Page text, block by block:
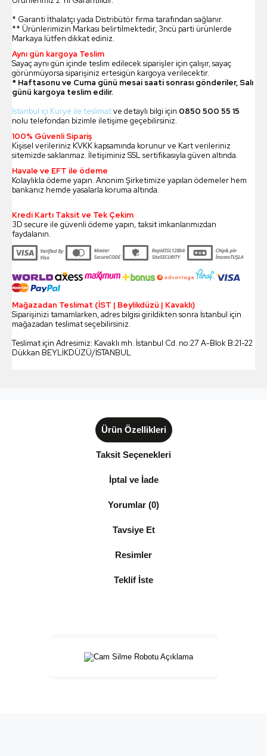
* Garanti İthalatçı yada Distribütör firma tarafından sağlanır.
** Ürünlerimizin Markası belirtilmektedir, 3ncü parti ürünlerde
Markaya lütfen dikkat ediniz.
Aynı gün kargoya Teslim
Sayaç aynı gün içinde teslim edilecek siparişler için çalışır, sayaç
görünmüyorsa siparişiniz ertesigün kargoya verilecektir.
* Haftasonu ve Cuma günü mesai saati sonrası gönderiler, Salı
günü kargoya teslim edilir.
İstanbul içi Kurye ile teslimatve detaylı bilgi için 0850 500 55 15
nolu telefondan bizimle iletişime geçebilirsiniz.
100% Güvenli Sipariş
Kişisel verileriniz KVKK kapsamında korunur ve Kart verileriniz
sitemizde saklanmaz. İletişiminiz SSL sertifikasıyla güven altında.
Havale ve EFT ile ödeme
Kolaylıkla ödeme yapın. Anonim Şirketimize yapılan ödemeler hem
bankanız hemde yasalarla koruma altında.
Kredi Kartı Taksit ve Tek Çekim
3D secure ile güvenli ödeme yapın, taksit imkanlarımızdan
faydalanın.
Mağazadan Teslimat (İST | Beylikdüzü | Kavaklı)
Siparişinizi tamamlarken, adres bilgisi girildikten sonra İstanbul için
mağazadan teslimat seçebilirsiniz.
Teslimat için Adresimiz: Kavaklı mh. İstanbul Cd. no:27 A-Blok B:21-22
Dükkan BEYLİKDÜZÜ/İSTANBUL
Ürün Özellikleri
Taksit Seçenekleri
İptal ve İade
Yorumlar (0)
Tavsiye Et
Resimler
Teklif İste